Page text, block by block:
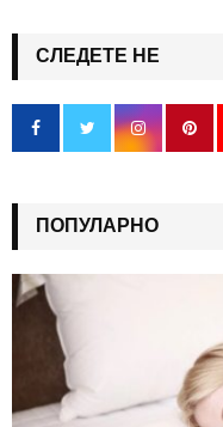
СЛЕДЕТЕ НЕ
ПОПУЛАРНО